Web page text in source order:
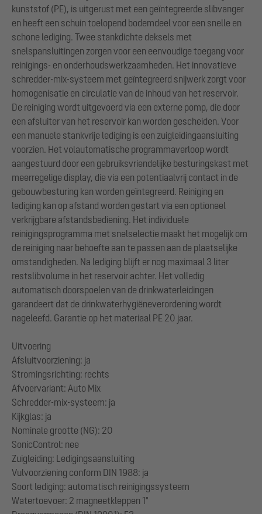
kunststof (PE), is uitgerust met een geïntegreerde slibvanger
en heeft een schuin toelopend bodemdeel voor een snelle en
schone lediging. Twee stankdichte deksels met
snelspansluitingen zorgen voor een eenvoudige toegang voor
reinigings- en onderhoudswerkzaamheden. Het innovatieve
schredder-mix-systeem met geïntegreerd snijwerk zorgt voor
homogenisatie en circulatie van de inhoud van het reservoir.
De reiniging wordt uitgevoerd via een externe pomp, die door
een afsluiter van het reservoir kan worden gescheiden. Voor
een manuele stankvrije lediging is een zuigleidingaansluiting
voorzien. Het volautomatische programmaverloop wordt
aangestuurd door een gebruiksvriendelijke besturingskast met
meerregelige display, die via een potentiaalvrij contact in de
gebouwbesturing kan worden geïntegreerd. Reiniging en
lediging kan op afstand worden gestart via een optioneel
verkrijgbare afstandsbediening. Het individuele
reinigingsprogramma met snelselectie maakt het mogelijk om
de reiniging naar behoefte aan te passen aan de plaatselijke
omstandigheden. Na lediging blijft er nog maximaal 3 liter
restslibvolume in het reservoir achter. Het volledig
automatisch doorspoelen van de drinkwaterleidingen
garandeert dat de drinkwaterhygiëneverordening wordt
nageleefd. Garantie op het materiaal PE 20 jaar.
Uitvoering
Afsluitvoorziening: ja
Stromingsrichting: rechts
Afvoervariant: Auto Mix
Schredder-mix-systeem: ja
Kijkglas: ja
Nominale grootte (NG): 20
SonicControl: nee
Zuigleiding: Ledigingsaansluiting
Vulvoorziening conform DIN 1988: ja
Soort lediging: automatisch reinigingssysteem
Watertoevoer: 2 magneetkleppen 1"